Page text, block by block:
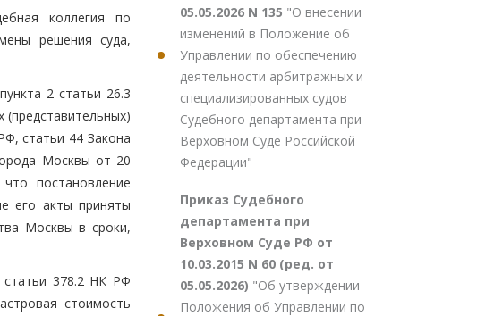
коллегия по
решения суда,
2 статьи 26.3
статьи 44 Закона
Москвы от 20
постановление
его акты приняты
Москвы в сроки,
статьи 378.2 НК РФ
стоимость
05.05.2026 N 135 "О внесении
изменений в Положение об
Управлении по обеспечению
деятельности арбитражных и
специализированных судов
Судебного департамента при
Верховном Суде Российской
Федерации"
Приказ Судебного
департамента при
Верховном Суде РФ от
10.03.2015 N 60 (ред. от
05.05.2026) "Об утверждении
Положения об Управлении по